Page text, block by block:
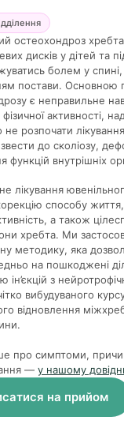
остеохондроз
дисків у дітей та
болем у спині,
постави. Основною
є неправильне
активності,
не розпочати
до сколіозу,
функцій внутрішніх
лікування
способу
а також
хребта. Ми
методику, яка
на пошкоджені
ін’єкцій з
вибудуваного
відновлення
про симптоми,
— у нашому
на прийом